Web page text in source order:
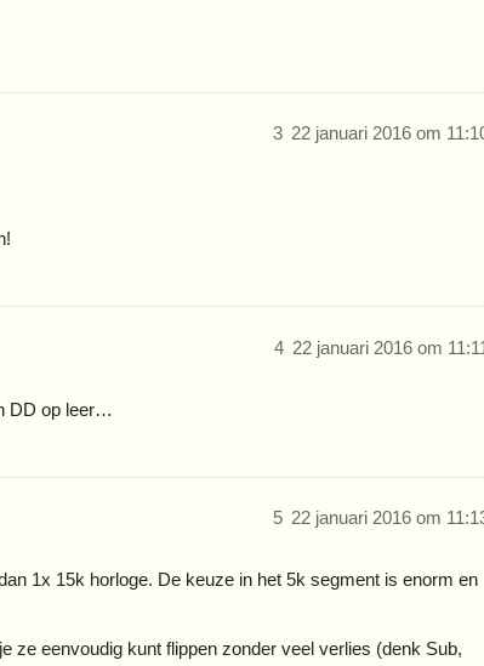
22 januari 2016 om
3
22 januari 2016 om
4
DD op leer…
22 januari 2016 om
5
1x 15k horloge. De keuze in het 5k segment is enorm en
ze eenvoudig kunt flippen zonder veel verlies (denk Sub,